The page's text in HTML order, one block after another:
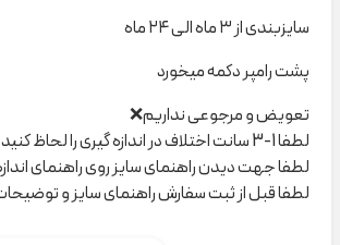
سایزبندی از ۳ ماه الی ۲۴ ماه
پشت رامپر دکمه میخورد
تعویض و مرجوعی نداریم❌
لطفا 1-3 سانت اختلاف در اندازه گیری را لحاظ کنید
لطفا جهت دیدن راهنمای سایز روی راهنمای
لطفا قبل از ثبت سفارش راهنمای سایز و